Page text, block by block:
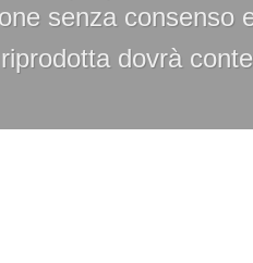
senza consenso
dovrà